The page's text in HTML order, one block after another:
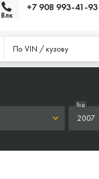
Влк
+7 908 993-41-93
По VIN / кузову
2007
Год